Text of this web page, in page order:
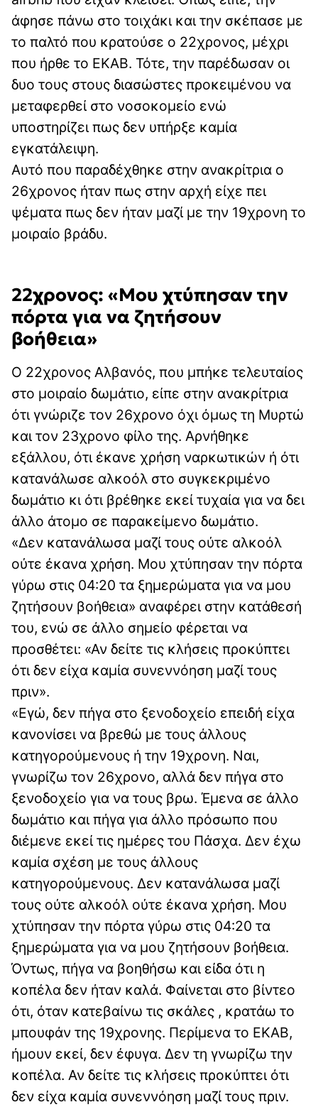
άφησε πάνω στο τοιχάκι και την σκέπασε με
το παλτό που κρατούσε ο 22χρονος, μέχρι
που ήρθε το ΕΚΑΒ. Τότε, την παρέδωσαν οι
δυο τους στους διασώστες προκειμένου να
μεταφερθεί στο νοσοκομείο ενώ
υποστηρίζει πως δεν υπήρξε καμία
εγκατάλειψη.
Αυτό που παραδέχθηκε στην ανακρίτρια ο
26χρονος ήταν πως στην αρχή είχε πει
ψέματα πως δεν ήταν μαζί με την 19χρονη το
μοιραίο βράδυ.
22χρονος: «Μου χτύπησαν την
πόρτα για να ζητήσουν
βοήθεια»
Ο 22χρονος Αλβανός, που μπήκε τελευταίος
στο μοιραίο δωμάτιο, είπε στην ανακρίτρια
ότι γνώριζε τον 26χρονο όχι όμως τη Μυρτώ
και τον 23χρονο φίλο της. Αρνήθηκε
εξάλλου, ότι έκανε χρήση ναρκωτικών ή ότι
κατανάλωσε αλκοόλ στο συγκεκριμένο
δωμάτιο κι ότι βρέθηκε εκεί τυχαία για να δει
άλλο άτομο σε παρακείμενο δωμάτιο.
«Δεν κατανάλωσα μαζί τους ούτε αλκοόλ
ούτε έκανα χρήση. Μου χτύπησαν την πόρτα
γύρω στις 04:20 τα ξημερώματα για να μου
ζητήσουν βοήθεια» αναφέρει στην κατάθεσή
του, ενώ σε άλλο σημείο φέρεται να
προσθέτει: «Αν δείτε τις κλήσεις προκύπτει
ότι δεν είχα καμία συνεννόηση μαζί τους
πριν».
«Εγώ, δεν πήγα στο ξενοδοχείο επειδή είχα
κανονίσει να βρεθώ με τους άλλους
κατηγορούμενους ή την 19χρονη. Ναι,
γνωρίζω τον 26χρονο, αλλά δεν πήγα στο
ξενοδοχείο για να τους βρω. Έμενα σε άλλο
δωμάτιο και πήγα για άλλο πρόσωπο που
διέμενε εκεί τις ημέρες του Πάσχα. Δεν έχω
καμία σχέση με τους άλλους
κατηγορούμενους. Δεν κατανάλωσα μαζί
τους ούτε αλκοόλ ούτε έκανα χρήση. Μου
χτύπησαν την πόρτα γύρω στις 04:20 τα
ξημερώματα για να μου ζητήσουν βοήθεια.
Όντως, πήγα να βοηθήσω και είδα ότι η
κοπέλα δεν ήταν καλά. Φαίνεται στο βίντεο
ότι, όταν κατεβαίνω τις σκάλες , κρατάω το
μπουφάν της 19χρονης. Περίμενα το ΕΚΑΒ,
ήμουν εκεί, δεν έφυγα. Δεν τη γνωρίζω την
κοπέλα. Αν δείτε τις κλήσεις προκύπτει ότι
δεν είχα καμία συνεννόηση μαζί τους πριν.